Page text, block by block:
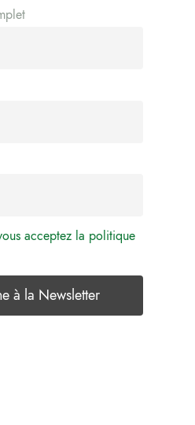
acceptez la politique